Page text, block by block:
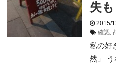
失も
2015/
確認,
私の好
然」 う